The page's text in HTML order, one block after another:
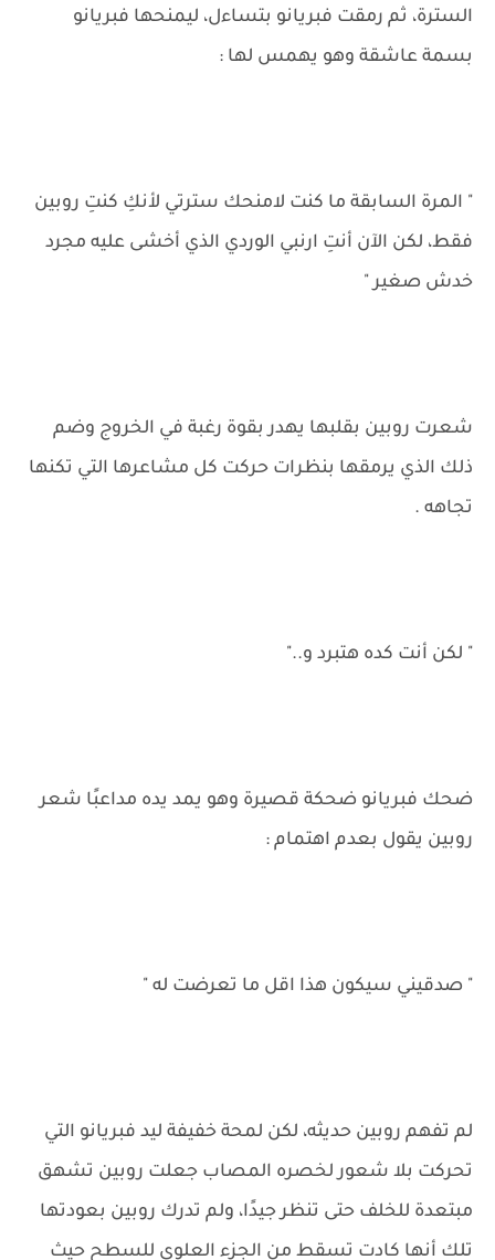
السترة، ثم رمقت فبريانو بتساءل، ليمنحها فبريانو
بسمة عاشقة وهو يهمس لها :
" المرة السابقة ما كنت لامنحك سترتي لأنكِ كنتِ روبين
فقط، لكن الآن أنتِ ارنبي الوردي الذي أخشى عليه مجرد
خدش صغير "
شعرت روبين بقلبها يهدر بقوة رغبة في الخروج وضم
ذلك الذي يرمقها بنظرات حركت كل مشاعرها التي تكنها
تجاهه .
" لكن أنت كده هتبرد و.."
ضحك فبريانو ضحكة قصيرة وهو يمد يده مداعبًا شعر
روبين يقول بعدم اهتمام :
" صدقيني سيكون هذا اقل ما تعرضت له "
لم تفهم روبين حديثه، لكن لمحة خفيفة ليد فبريانو التي
تحركت بلا شعور لخصره المصاب جعلت روبين تشهق
مبتعدة للخلف حتى تنظر جيدًا، ولم تدرك روبين بعودتها
تلك أنها كادت تسقط من الجزء العلوي للسطح حيث